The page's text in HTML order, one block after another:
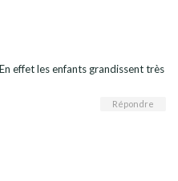
effet les enfants grandissent très
Répondre